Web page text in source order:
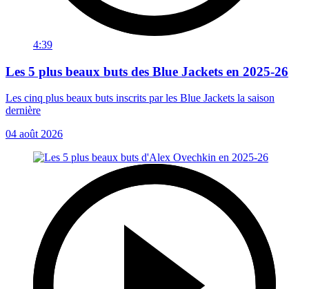
4:39
Les 5 plus beaux buts des Blue Jackets en 2025-26
Les cinq plus beaux buts inscrits par les Blue Jackets la saison
dernière
04 août 2026